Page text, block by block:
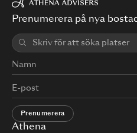
Athena
Prenumerera på nya
Prenumerera